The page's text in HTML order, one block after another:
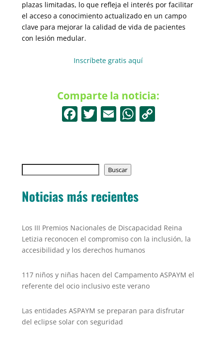
plazas limitadas, lo que refleja el interés por facilitar
el acceso a conocimiento actualizado en un campo
clave para mejorar la calidad de vida de pacientes
con lesión medular.
Inscríbete gratis aquí
Comparte la noticia:
F
e
b
o
o
k
T
er
E
l
W
p
p
Buscar
Noticias más recientes
Los III Premios Nacionales de Discapacidad Reina
Letizia reconocen el compromiso con la inclusión, la
accesibilidad y los derechos humanos
117 niños y niñas hacen del Campamento ASPAYM el
referente del ocio inclusivo este verano
Las entidades ASPAYM se preparan para disfrutar
del eclipse solar con seguridad